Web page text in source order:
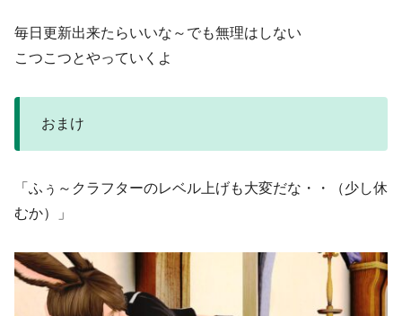
毎日更新出来たらいいな～でも無理はしない
こつこつとやっていくよ
おまけ
「ふぅ～クラフターのレベル上げも大変だな・・（少し休
むか）」